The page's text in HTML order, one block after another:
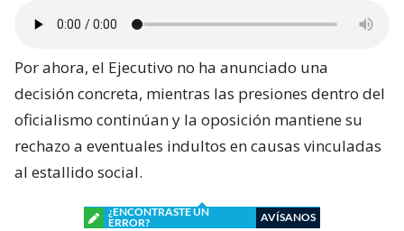
Por ahora, el Ejecutivo no ha anunciado una
decisión concreta, mientras las presiones dentro del
oficialismo continúan y la oposición mantiene su
rechazo a eventuales indultos en causas vinculadas
al estallido social.
¿ENCONTRASTE UN
ERROR?
AVÍSANOS